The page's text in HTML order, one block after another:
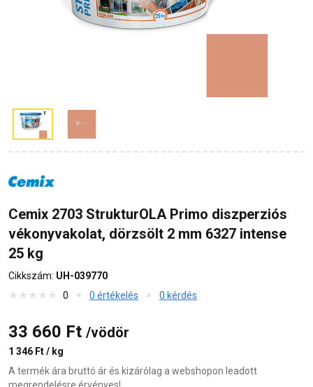
Cemix 2703 StrukturOLA Primo diszperziós
vékonyvakolat, dörzsölt 2 mm 6327 intense
25 kg
Cikkszám: UH-039770
0
0 értékelés 0 kérdés
33 660 Ft /vödör
1 346 Ft / kg
A termék ára bruttó ár és kizárólag a webshopon leadott
megrendelésre érvényes!